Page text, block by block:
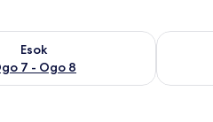
Esok
7 - Ogo 8
untuk esok Ogo 7 - Ogo 8
Semak